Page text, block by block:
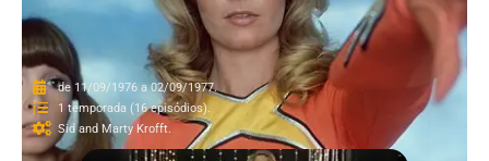
de 11/09/1976 a 02/09/1977.
1 temporada (16 episódios).
Sid and Marty Krofft.